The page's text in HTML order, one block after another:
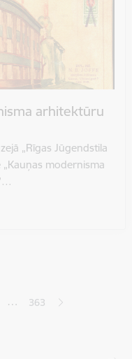
arhitektūru
„Rīgas Jūgendstila
modernisma
… 363